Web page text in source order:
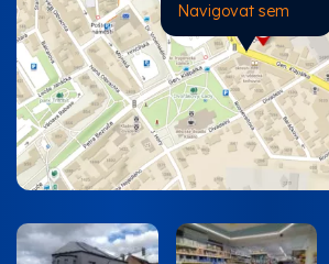
Navigovat sem